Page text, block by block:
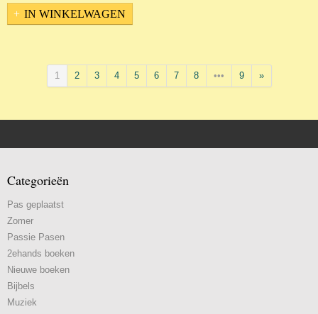
IN WINKELWAGEN
1 2 3 4 5 6 7 8 ••• 9 »
Categorieën
Pas geplaatst
Zomer
Passie Pasen
2ehands boeken
Nieuwe boeken
Bijbels
Muziek